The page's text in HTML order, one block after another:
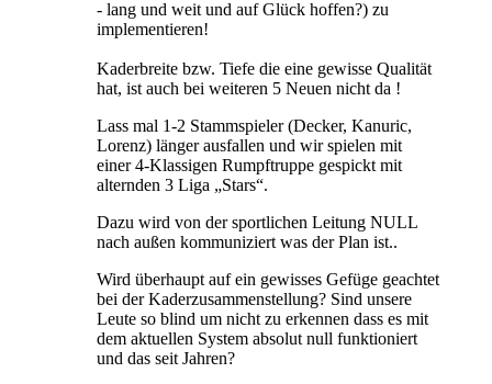
- lang und weit und auf Glück hoffen?) zu
implementieren!
Kaderbreite bzw. Tiefe die eine gewisse Qualität
hat, ist auch bei weiteren 5 Neuen nicht da !
Lass mal 1-2 Stammspieler (Decker, Kanuric,
Lorenz) länger ausfallen und wir spielen mit
einer 4-Klassigen Rumpftruppe gespickt mit
alternden 3 Liga „Stars“.
Dazu wird von der sportlichen Leitung NULL
nach außen kommuniziert was der Plan ist..
Wird überhaupt auf ein gewisses Gefüge geachtet
bei der Kaderzusammenstellung? Sind unsere
Leute so blind um nicht zu erkennen dass es mit
dem aktuellen System absolut null funktioniert
und das seit Jahren?